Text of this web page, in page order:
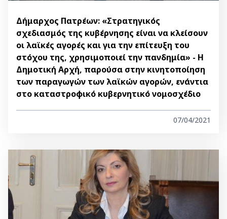
Δήμαρχος Πατρέων: «Στρατηγικός
σχεδιασμός της κυβέρνησης είναι να κλείσουν
οι λαϊκές αγορές και για την επίτευξη του
στόχου της, χρησιμοποιεί την πανδημία» - Η
Δημοτική Αρχή, παρούσα στην κινητοποίηση
των παραγωγών των λαϊκών αγορών, ενάντια
στο καταστροφικό κυβερνητικό νομοσχέδιο
07/04/2021